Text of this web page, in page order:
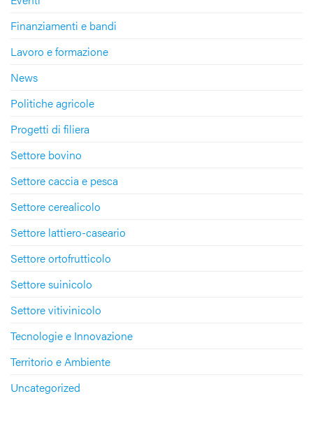
Finanziamenti e bandi
Lavoro e formazione
News
Politiche agricole
Progetti di filiera
Settore bovino
Settore caccia e pesca
Settore cerealicolo
Settore lattiero-caseario
Settore ortofrutticolo
Settore suinicolo
Settore vitivinicolo
Tecnologie e Innovazione
Territorio e Ambiente
Uncategorized